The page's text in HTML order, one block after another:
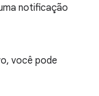
notificação
você pode